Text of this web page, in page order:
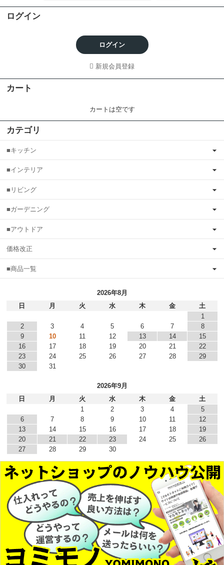
ログイン
ログイン
新規会員登録
カート
カートは空です
カテゴリ
■キッチン
■インテリア
■リビング
■ガーデニング
■アウトドア
価格改正
■商品一覧
2026年8月
日
月 火 水 木 金
土
1
2
3 4 5 6 7
8
9
10 11 12 13 14
15
16
17 18 19 20 21
22
23
24 25 26 27 28
29
30
31
2026年9月
日
月 火 水 木 金
土
1
2 3 4
5
6
7 8 9 10 11
12
13
14 15 16 17 18
19
20
21 22 23 24 25
26
27
28 29 30